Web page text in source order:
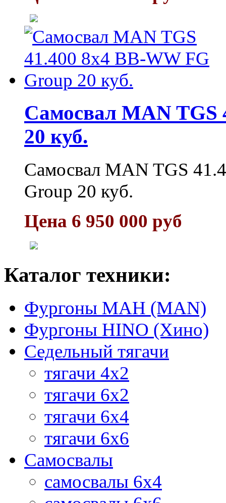
Самосвал MAN TGS
20 куб.
Самосвал MAN TGS
Group 20 куб.
Цена 6 950 000 руб
Каталог техники:
Фургоны МАН (MAN)
Фургоны HINO (Хино)
Седельный тягачи
тягачи 4х2
тягачи 6х2
тягачи 6х4
тягачи 6х6
Самосвалы
самосвалы 6x4